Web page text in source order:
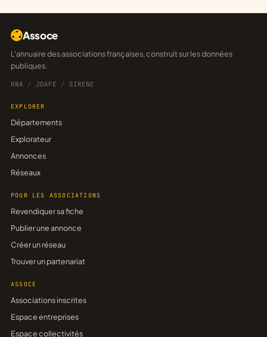
Assoce
L'annuaire des associations françaises, construit sur les données
publiques.
RNA / JOAFE / SIRENE
EXPLORER
Départements
Explorateur
Annonces
Réseaux
POUR LES ASSOCIATIONS
Revendiquer sa fiche
Publier une annonce
Créer un réseau
Trouver un partenariat
ASSOCE
Associations inscrites
Espace entreprises
Espace collectivités